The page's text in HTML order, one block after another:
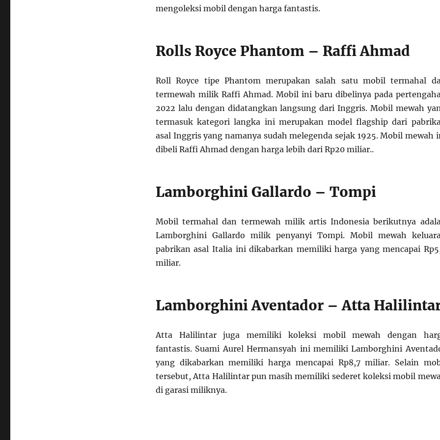
mengoleksi mobil dengan harga fantastis.
Rolls Royce Phantom – Raffi Ahmad
Roll Royce tipe Phantom merupakan salah satu mobil termahal
termewah milik Raffi Ahmad. Mobil ini baru dibelinya pada
2022 lalu dengan didatangkan langsung dari Inggris. Mobil mewah
termasuk kategori langka ini merupakan model flagship dari
asal Inggris yang namanya sudah melegenda sejak 1925. Mobil mewah
dibeli Raffi Ahmad dengan harga lebih dari Rp20 miliar..
Lamborghini Gallardo – Tompi
Mobil termahal dan termewah milik artis Indonesia berikutnya
Lamborghini Gallardo milik penyanyi Tompi. Mobil mewah
pabrikan asal Italia ini dikabarkan memiliki harga yang mencapai
miliar.
Lamborghini Aventador – Atta
Atta Halilintar juga memiliki koleksi mobil mewah dengan
fantastis. Suami Aurel Hermansyah ini memiliki Lamborghini
yang dikabarkan memiliki harga mencapai Rp8,7 miliar. Selain
tersebut, Atta Halilintar pun masih memiliki sederet koleksi mobil
di garasi miliknya.